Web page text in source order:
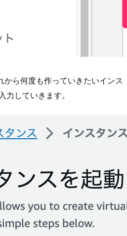
から何度も作っていきたいインス
力していきます。